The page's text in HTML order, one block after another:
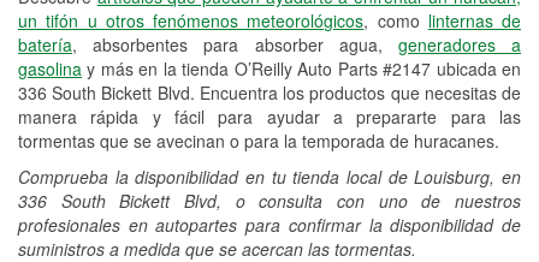
un tifón u otros fenómenos meteorológicos, como linternas de
batería, absorbentes para absorber agua, generadores a
gasolina y más en la tienda O’Reilly Auto Parts #2147 ubicada en
336 South Bickett Blvd. Encuentra los productos que necesitas de
manera rápida y fácil para ayudar a prepararte para las
tormentas que se avecinan o para la temporada de huracanes.
Comprueba la disponibilidad en tu tienda local de Louisburg, en
336 South Bickett Blvd, o consulta con uno de nuestros
profesionales en autopartes para confirmar la disponibilidad de
suministros a medida que se acercan las tormentas.